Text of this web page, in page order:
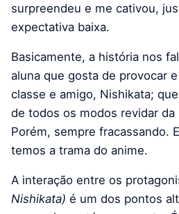
surpreendeu e me cativou,
expectativa baixa.
Basicamente, a história nos
aluna que gosta de provocar
classe e amigo, Nishikata;
de todos os modos revidar da
Porém, sempre fracassando.
temos a trama do anime.
A interação entre os
Nishikata) é um dos pontos